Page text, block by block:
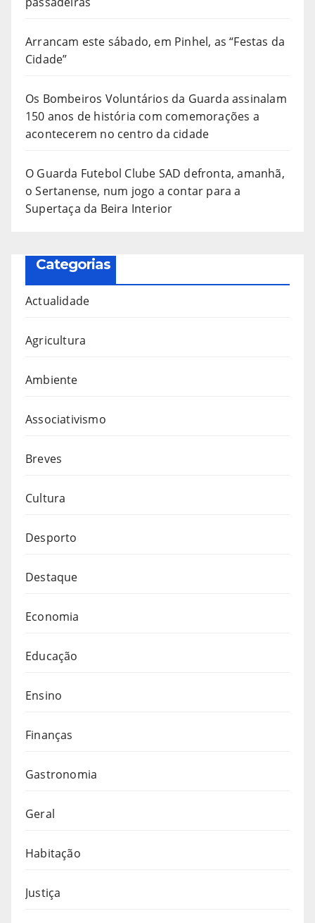
Arrancam este sábado, em Pinhel, as “Festas da
Cidade”
Os Bombeiros Voluntários da Guarda assinalam
150 anos de história com comemorações a
acontecerem no centro da cidade
O Guarda Futebol Clube SAD defronta, amanhã,
o Sertanense, num jogo a contar para a
Supertaça da Beira Interior
Categorias
Actualidade
Agricultura
Ambiente
Associativismo
Breves
Cultura
Desporto
Destaque
Economia
Educação
Ensino
Finanças
Gastronomia
Geral
Habitação
Justiça